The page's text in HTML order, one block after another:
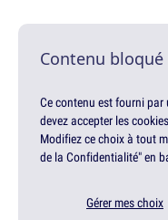
Contenu
Ce contenu est fourni
devez accepter les
Modifiez ce choix à tout
de la Confidentialité" en
Gérer mes choix